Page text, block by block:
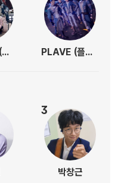
CORTIS (코르티스) PLAVE (플레이브)
3
박창근